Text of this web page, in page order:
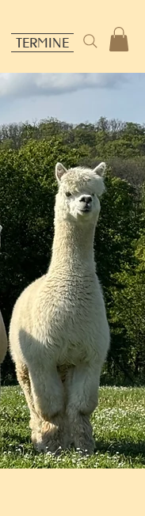
TERMINE